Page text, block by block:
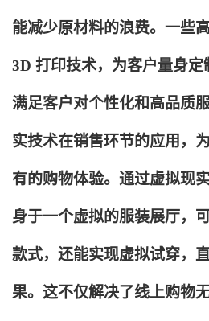
能减少原材料的浪费。一些
3D 打印技术，为客户量身定
满足客户对个性化和高品质
实技术在销售环节的应用，
有的购物体验。通过虚拟现
身于一个虚拟的服装展厅，
款式，还能实现虚拟试穿，
果。这不仅解决了线上购物